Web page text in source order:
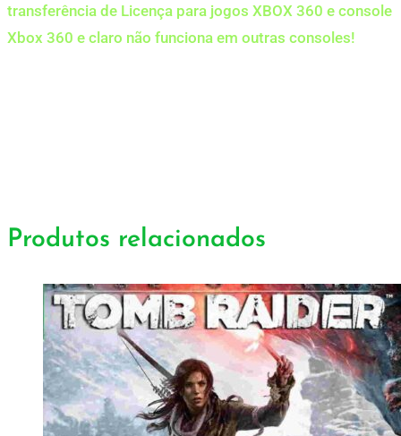
transferência de Licença para jogos XBOX 360 e console
Xbox 360 e claro não funciona em outras consoles!
Produtos relacionados